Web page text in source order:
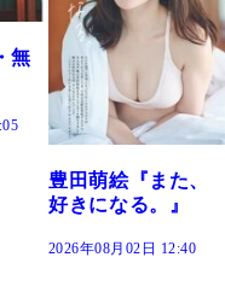
斎藤恭代
『BOUND』
2026年08月02日 12:35